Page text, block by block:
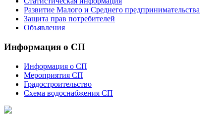
Развитие Малого и Среднего предпринимательства
Защита прав потребителей
Объявления
Информация о СП
Информация о СП
Мероприятия СП
Градостроительство
Схема водоснабжения СП